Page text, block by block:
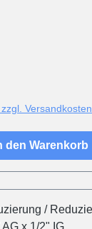
Versandkosten
den Warenkorb